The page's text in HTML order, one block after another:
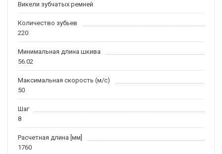
Викели зубчатых ремней
Количество зубьев
220
Минимальная длина шкива
56.02
Максимальная скорость (м/c)
50
Шаг
8
Расчетная длина [мм]
1760